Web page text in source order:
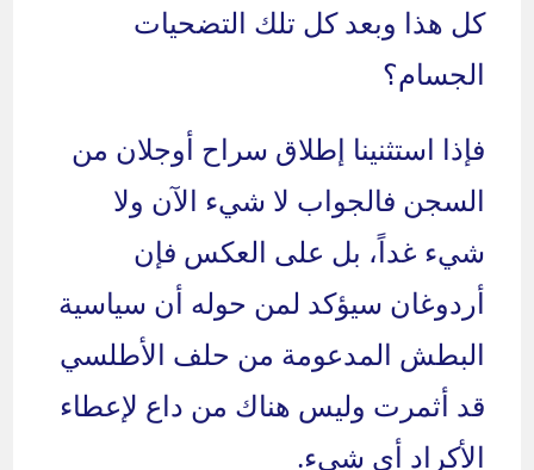
كل هذا وبعد كل تلك التضحيات
الجسام؟
فإذا استثنينا إطلاق سراح أوجلان من
السجن فالجواب لا شيء الآن ولا
شيء غداً، بل على العكس فإن
أردوغان سيؤكد لمن حوله أن سياسية
البطش المدعومة من حلف الأطلسي
قد أثمرت وليس هناك من داع لإعطاء
الأكراد أي شيء.